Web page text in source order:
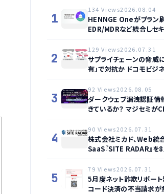
1
134 Views2026.08.04
HENNGE Oneがプラン
EDR/MDRなど統合しセキ
強化へ
2
129 Views2026.07.31
サプライチェーンの脅威
有」で対抗か ドコモビジ
ービス提供開始
3
92 Views2026.08.05
ダークウェブ漏洩認証情
きているか？ マジセミが
ウェビナー開催へ
4
90 Views2026.07.31
株式会社ミカド、Web統
SaaS『SITE RADAR』を
り提供開始 – 月額1,500
域を自動監視、動的サイト
5
79 Views2026.07.31
5月度ネット詐欺リポート
コード決済の不当請求が